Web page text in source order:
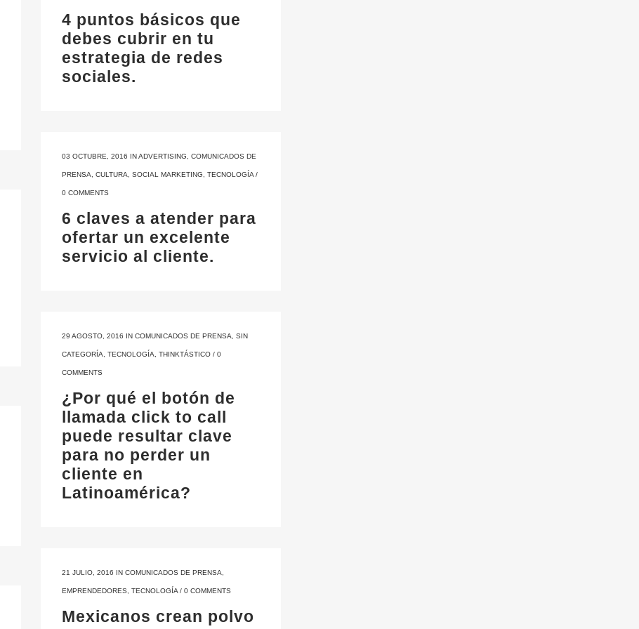
4 puntos básicos que
debes cubrir en tu
estrategia de redes
sociales.
03 OCTUBRE, 2016 INADVERTISING COMUNICADOS DE
PRENSA CULTURA SOCIAL MARKETING TECNOLOGÍA /
0 COMMENTS
6 claves a atender para
ofertar un excelente
servicio al cliente.
29 AGOSTO, 2016 IN COMUNICADOS DE PRENSA SIN
CATEGORÍA TECNOLOGÍA THINKTÁSTICO / 0
COMMENTS
¿Por qué el botón de
llamada click to call
puede resultar clave
para no perder un
cliente en
Latinoamérica?
21 JULIO, 2016 IN COMUNICADOS DE PRENSA
EMPRENDEDORES TECNOLOGÍA / 0 COMMENTS
Mexicanos crean polvo